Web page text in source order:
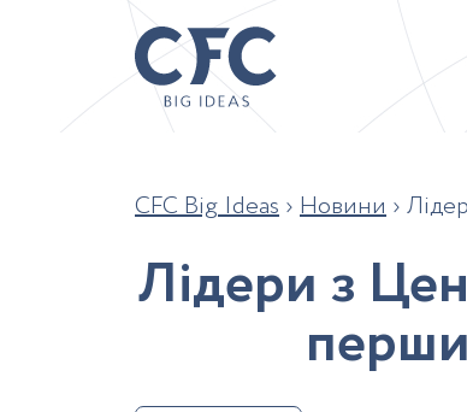
CFC Big Ideas › Новини ›
Лідери з Цен
перши